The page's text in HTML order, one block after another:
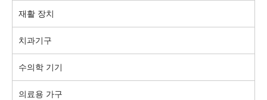
재활 장치
치과기구
수의학 기기
의료용 가구